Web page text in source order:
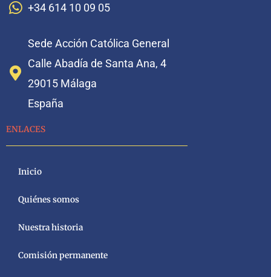
+34 614 10 09 05
Sede Acción Católica General
Calle Abadía de Santa Ana, 4
29015 Málaga
España
ENLACES
Inicio
Quiénes somos
Nuestra historia
Comisión permanente